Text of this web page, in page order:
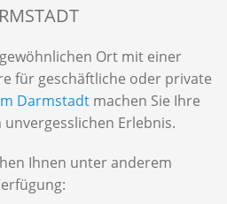
Ort mit einer
für geschäftliche oder private
Darmstadt machen Sie Ihre
Erlebnis.
Ihnen unter anderem